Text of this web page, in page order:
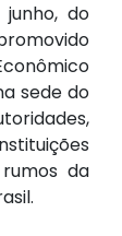
do
sede do
da